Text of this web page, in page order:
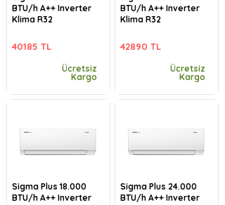
BTU/h A++ Inverter
Klima R32
40185 TL
Ücretsiz
Kargo
Sigma Plus 18.000
BTU/h A++ Inverter
BTU/h A++ Inverter
Klima R32
42890 TL
Ücretsiz
Kargo
Sigma Plus 24.000
BTU/h A++ Inverter